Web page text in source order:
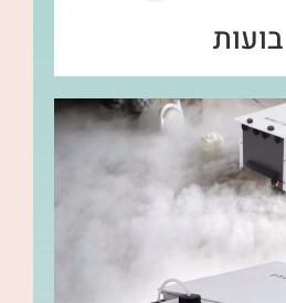
בועות